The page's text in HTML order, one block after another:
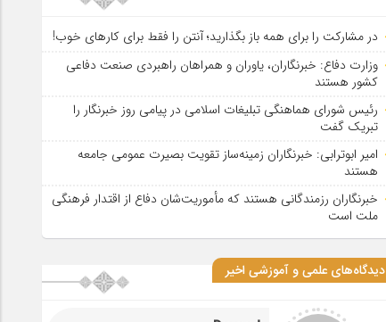
در مشارکت را برای همه باز بگذارید؛ آنتن را فقط برای کارهای خوب!
وزارت دفاع: خبرنگاران، یاوران و همراهان راهبردی صنعت دفاعی
کشور هستند
رئیس شورای هماهنگی تبلیغات اسلامی در پیامی روز خبرنگار را
تبریک گفت
امیر ابوترابی: خبرنگاران زمینه‌ساز تقویت بصیرت عمومی جامعه
هستند
خبرنگاران رزمندگانی هستند که مأموریت‌شان دفاع از اقتدار فرهنگی
ملت است
دیدگاه‌های علمی و آموزشی اخیر